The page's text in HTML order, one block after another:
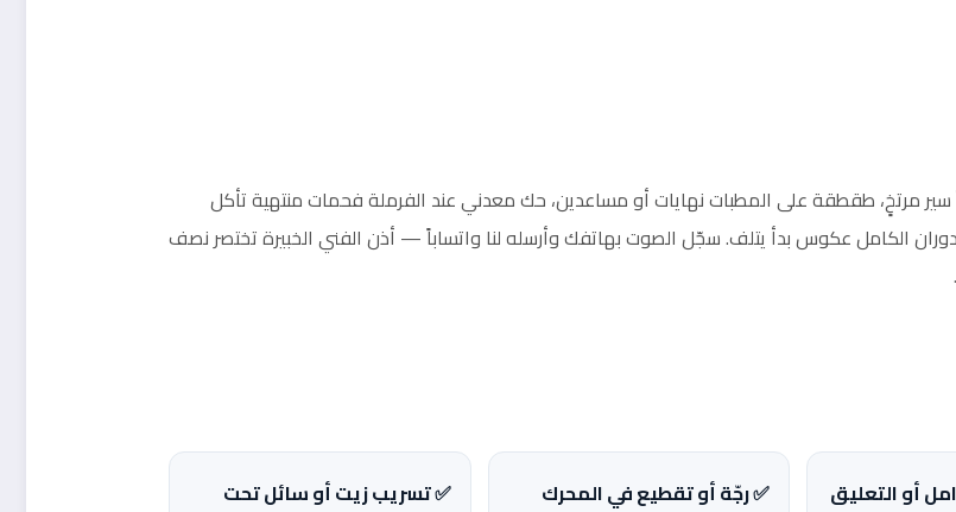
سير مرتخٍ، طقطقة على المطبات نهايات أو مساعدين، حك معدني عند الفرملة فحمات منتهية تأكل
الكامل عكوس بدأ يتلف. سجّل الصوت بهاتفك وأرسله لنا واتساباً — أذن الفني الخبيرة تختصر نصف
أو التعليق ✅ رجّة أو تقطيع في المحرك
✅ تسريب زيت أو سائل تحت